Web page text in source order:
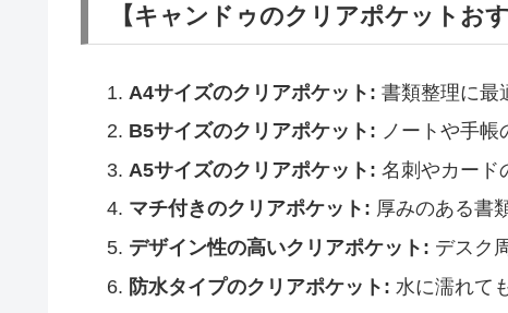
【キャンドゥのクリアポケットお
A4サイズのクリアポケット: 書類整理に最
B5サイズのクリアポケット: ノートや手帳
A5サイズのクリアポケット: 名刺やカード
マチ付きのクリアポケット: 厚みのある書
デザイン性の高いクリアポケット: デスク
防水タイプのクリアポケット: 水に濡れて